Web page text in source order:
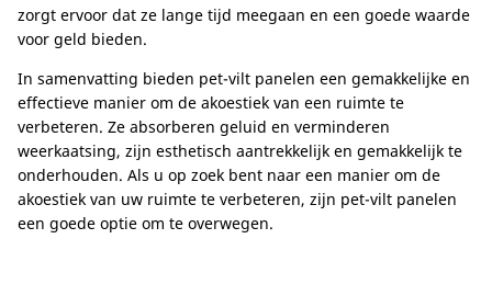
zorgt ervoor dat ze lange tijd meegaan en een goede waarde
voor geld bieden.
In samenvatting bieden pet-vilt panelen een gemakkelijke en
effectieve manier om de akoestiek van een ruimte te
verbeteren. Ze absorberen geluid en verminderen
weerkaatsing, zijn esthetisch aantrekkelijk en gemakkelijk te
onderhouden. Als u op zoek bent naar een manier om de
akoestiek van uw ruimte te verbeteren, zijn pet-vilt panelen
een goede optie om te overwegen.